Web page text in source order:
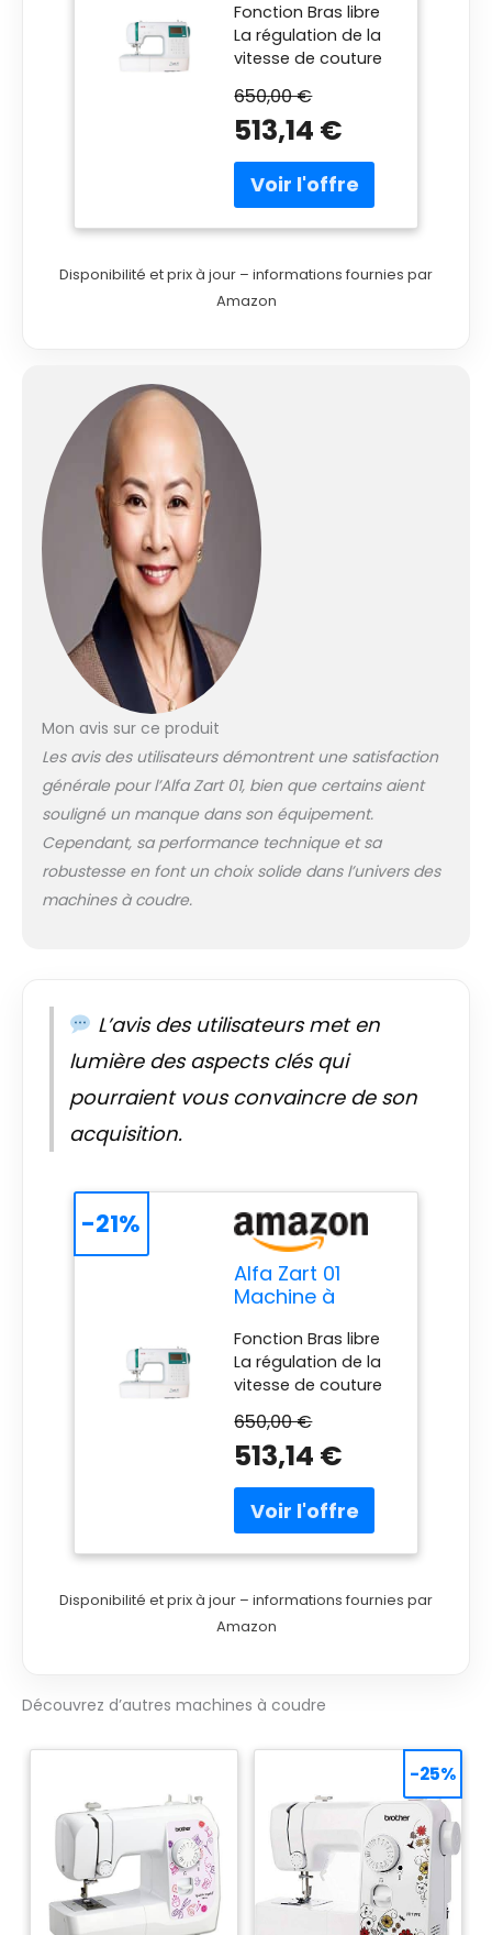
Fonction Bras libre
La régulation de la
vitesse de couture
mémoire 18 points
pour patchwork
pression du pied de
biche
650,00 €
513,14 €
Disponibilité et prix à jour – informations fournies par
Amazon
Mon avis sur ce produit
Les avis des utilisateurs démontrent une satisfaction
générale pour l’Alfa Zart 01, bien que certains aient
souligné un manque dans son équipement.
Cependant, sa performance technique et sa
robustesse en font un choix solide dans l’univers des
machines à coudre.
L’avis des utilisateurs met en
lumière des aspects clés qui
pourraient vous convaincre de son
acquisition.
Alfa Zart 01
Machine à
Fonction Bras libre
La régulation de la
vitesse de couture
mémoire 18 points
pour patchwork
pression du pied de
biche
650,00 €
513,14 €
-21%
Disponibilité et prix à jour – informations fournies par
Amazon
Découvrez d’autres machines à coudre
-25%